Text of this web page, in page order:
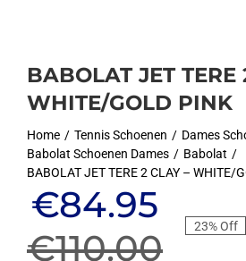
BABOLAT JET TERE
WHITE/GOLD PINK
Home Tennis Schoenen
Dames
Babolat Schoenen Dames
Babolat
BABOLAT JET TERE 2 CLAY – WHITE/
€110.00
prijs
€84.95
Huidige
prijs
23% Off